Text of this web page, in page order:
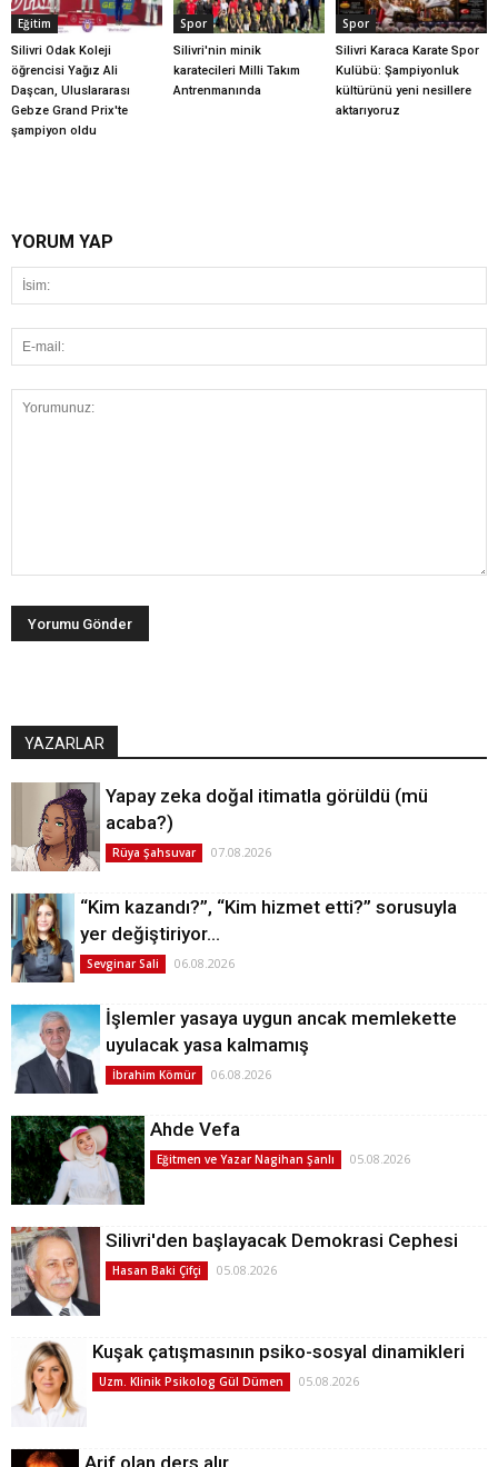
Eğitim
Silivri Odak Koleji
öğrencisi Yağız Ali
Daşcan, Uluslararası
Gebze Grand Prix'te
şampiyon oldu
Spor
Silivri'nin minik
karatecileri Milli Takım
Antrenmanında
Spor
Silivri Karaca Karate Spor
Kulübü: Şampiyonluk
kültürünü yeni nesillere
aktarıyoruz
YORUM YAP
YAZARLAR
Yapay zeka doğal itimatla görüldü (mü
acaba?)
Rüya Şahsuvar 07.08.2026
“Kim kazandı?”, “Kim hizmet etti?” sorusuyla
yer değiştiriyor…
Sevginar Sali 06.08.2026
İşlemler yasaya uygun ancak memlekette
uyulacak yasa kalmamış
İbrahim Kömür 06.08.2026
Ahde Vefa
Eğitmen ve Yazar Nagihan Şanlı 05.08.2026
Silivri'den başlayacak Demokrasi Cephesi
Hasan Baki Çifçi 05.08.2026
Kuşak çatışmasının psiko-sosyal dinamikleri
Uzm. Klinik Psikolog Gül Dümen 05.08.2026
Arif olan ders alır